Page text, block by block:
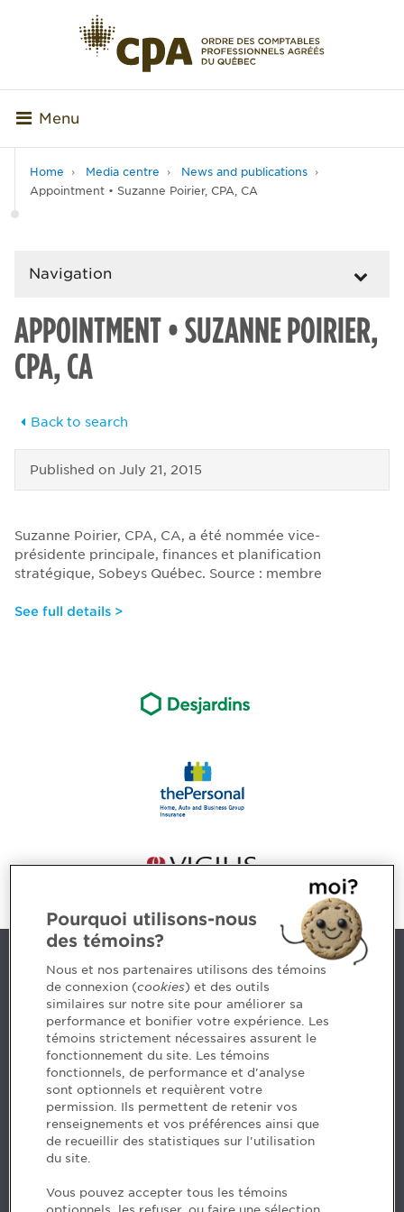
Menu
Home Media centre
News and publications
Appointment • Suzanne Poirier, CPA, CA
Navigation
APPOINTMENT • SUZANNE POIRIER,
CPA, CA
Back to search
Published on July 21, 2015
Suzanne Poirier, CPA, CA, a été nommée vice-
présidente principale, finances et planification
stratégique, Sobeys Québec. Source : membre
See full details >
Contact us
5, Place Ville Marie, bureau 800, Montréal (Québec)
H3B 2G2
www.cpaquebec.ca
Questions? Ask our team >
Want to make the Order a part of your career? See
our job offers >
Facebook - Devenir CPA
Pourquoi utilisons-nous
des témoins?
Nous et nos partenaires utilisons des témoins
de connexion (cookies) et des outils
similaires sur notre site pour améliorer sa
performance et bonifier votre expérience. Les
témoins strictement nécessaires assurent le
fonctionnement du site. Les témoins
fonctionnels, de performance et d'analyse
sont optionnels et requièrent votre
permission. Ils permettent de retenir vos
renseignements et vos préférences ainsi que
de recueillir des statistiques sur l'utilisation
du site.
Vous pouvez accepter tous les témoins